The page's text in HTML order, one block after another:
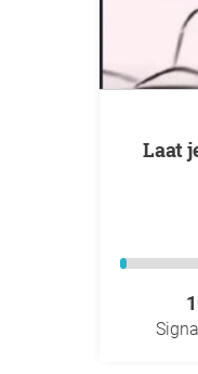
Laat je stem horen, geef jongeren